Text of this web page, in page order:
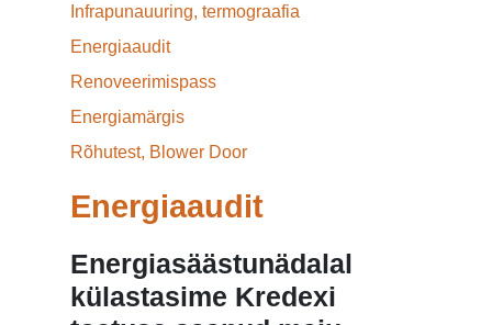
Infrapunauuring, termograafia
Energiaaudit
Renoveerimispass
Energiamärgis
Rõhutest, Blower Door
Energiaaudit
Energiasäästunädalal
külastasime Kredexi